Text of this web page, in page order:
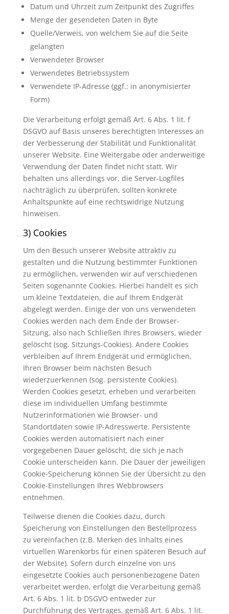
Datum und Uhrzeit zum Zeitpunkt des Zugriffes
Menge der gesendeten Daten in Byte
Quelle/Verweis, von welchem Sie auf die Seite
gelangten
Verwendeter Browser
Verwendetes Betriebssystem
Verwendete IP-Adresse (ggf.: in anonymisierter
Form)
Die Verarbeitung erfolgt gemäß Art. 6 Abs. 1 lit. f
DSGVO auf Basis unseres berechtigten Interesses an
der Verbesserung der Stabilität und Funktionalität
unserer Website. Eine Weitergabe oder anderweitige
Verwendung der Daten findet nicht statt. Wir
behalten uns allerdings vor, die Server-Logfiles
nachträglich zu überprüfen, sollten konkrete
Anhaltspunkte auf eine rechtswidrige Nutzung
hinweisen.
3) Cookies
Um den Besuch unserer Website attraktiv zu
gestalten und die Nutzung bestimmter Funktionen
zu ermöglichen, verwenden wir auf verschiedenen
Seiten sogenannte Cookies. Hierbei handelt es sich
um kleine Textdateien, die auf Ihrem Endgerät
abgelegt werden. Einige der von uns verwendeten
Cookies werden nach dem Ende der Browser-
Sitzung, also nach Schließen Ihres Browsers, wieder
gelöscht (sog. Sitzungs-Cookies). Andere Cookies
verbleiben auf Ihrem Endgerät und ermöglichen,
Ihren Browser beim nächsten Besuch
wiederzuerkennen (sog. persistente Cookies).
Werden Cookies gesetzt, erheben und verarbeiten
diese im individuellen Umfang bestimmte
Nutzerinformationen wie Browser- und
Standortdaten sowie IP-Adresswerte. Persistente
Cookies werden automatisiert nach einer
vorgegebenen Dauer gelöscht, die sich je nach
Cookie unterscheiden kann. Die Dauer der jeweiligen
Cookie-Speicherung können Sie der Übersicht zu den
Cookie-Einstellungen Ihres Webbrowsers
entnehmen.
Teilweise dienen die Cookies dazu, durch
Speicherung von Einstellungen den Bestellprozess
zu vereinfachen (z.B. Merken des Inhalts eines
virtuellen Warenkorbs für einen späteren Besuch auf
der Website). Sofern durch einzelne von uns
eingesetzte Cookies auch personenbezogene Daten
verarbeitet werden, erfolgt die Verarbeitung gemäß
Art. 6 Abs. 1 lit. b DSGVO entweder zur
Durchführung des Vertrages, gemäß Art. 6 Abs. 1 lit.